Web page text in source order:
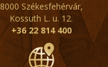
8000 Székesfehérvár,
Kossuth L. u. 12.
+36 22 814 400